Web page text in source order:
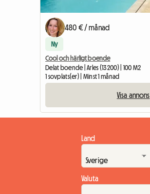
480 € / månad
Ny
Cool och härligt boende
Delat boende | Arles (13200) | 100 M2
1 sovplats(er) | Minst 1 månad
Visa annons
Land
Valuta